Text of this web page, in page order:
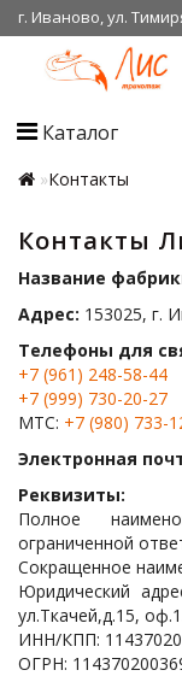
г. Иваново, ул.
Каталог
Контакты
Контакты
Название
Адрес: 153025, г.
Телефоны для
+7 (961) 248-58-44
+7 (999) 730-20-27
МТС: +7 (980) 733-
Электронная
Реквизиты:
Полное
ограниченной
Сокращенное
Юридический
ул.Ткачей,д.15,
ИНН/КПП:
ОГРН: